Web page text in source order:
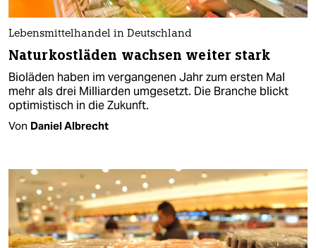
Lebensmittelhandel in Deutschland
Naturkostläden wachsen weiter stark
Bioläden haben im vergangenen Jahr zum ersten Mal
mehr als drei Milliarden umgesetzt. Die Branche blickt
optimistisch in die Zukunft.
Von Daniel Albrecht